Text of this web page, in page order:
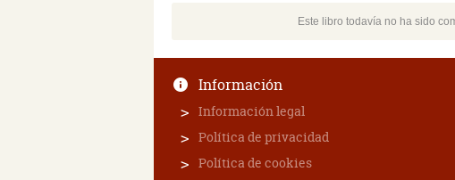
Este libro todavía no ha sido
Información
Información legal
Política de privacidad
Política de cookies